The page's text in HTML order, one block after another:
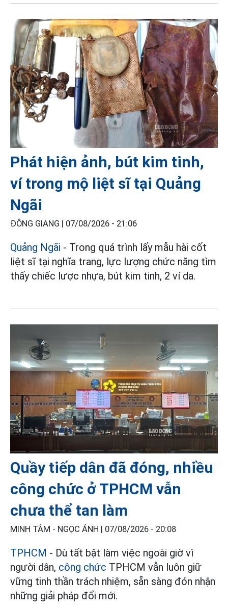
Phát hiện ảnh, bút kim tinh,
ví trong mộ liệt sĩ tại Quảng
Ngãi
ĐÔNG GIANG | 07/08/2026 - 21:06
Quảng Ngãi - Trong quá trình lấy mẫu hài cốt
liệt sĩ tại nghĩa trang, lực lượng chức năng tìm
thấy chiếc lược nhựa, bút kim tinh, 2 ví da.
Quầy tiếp dân đã đóng, nhiều
công chức ở TPHCM vẫn
chưa thể tan làm
MINH TÂM - NGỌC ÁNH | 07/08/2026 - 20:08
TPHCM - Dù tất bật làm việc ngoài giờ vì
người dân, công chức TPHCM vẫn luôn giữ
vững tinh thần trách nhiệm, sẵn sàng đón nhận
những giải pháp đổi mới.